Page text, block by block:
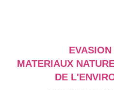
MATERIAUX
DE